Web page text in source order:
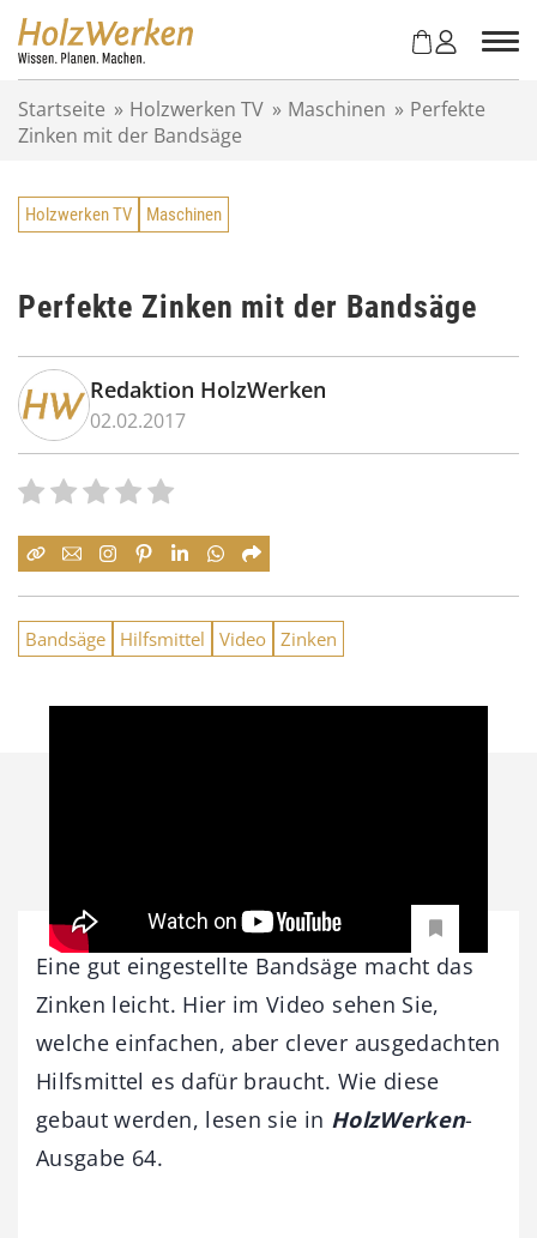
Startseite » Holzwerken TV » Maschinen » Perfekte
Zinken mit der Bandsäge
Holzwerken TV Maschinen
Perfekte Zinken mit der Bandsäge
Redaktion HolzWerken
02.02.2017
Bandsäge Hilfsmittel Video Zinken
Eine gut eingestellte Bandsäge macht das
Zinken leicht. Hier im Video sehen Sie,
welche einfachen, aber clever ausgedachten
Hilfsmittel es dafür braucht. Wie diese
gebaut werden, lesen sie in HolzWerken-
Ausgabe 64.